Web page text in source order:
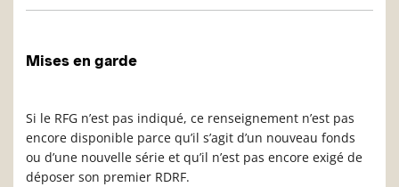
Mises en garde
Si le RFG n’est pas indiqué, ce renseignement n’est pas
encore disponible parce qu’il s’agit d’un nouveau fonds
ou d’une nouvelle série et qu’il n’est pas encore exigé de
déposer son premier RDRF.